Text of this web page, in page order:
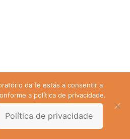
da fé estás a consentir a
a política de privacidade.
Política de privacidade